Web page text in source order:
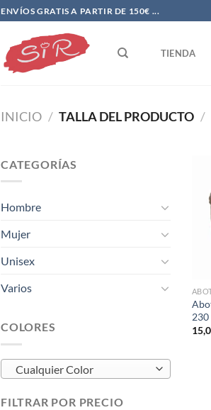
ENVÍOS GRATIS A PARTIR DE 150€ ...
TIENDA
INICIO / TALLA DEL PRODUCTO /
CATEGORÍAS
Hombre
Mujer
Unisex
Varios
COLORES
Cualquier Color
FILTRAR POR PRECIO